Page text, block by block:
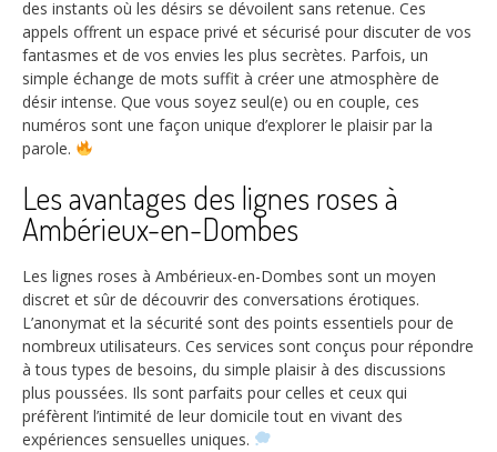
des instants où les désirs se dévoilent sans retenue. Ces
appels offrent un espace privé et sécurisé pour discuter de vos
fantasmes et de vos envies les plus secrètes. Parfois, un
simple échange de mots suffit à créer une atmosphère de
désir intense. Que vous soyez seul(e) ou en couple, ces
numéros sont une façon unique d’explorer le plaisir par la
parole.
Les avantages des lignes roses à
Ambérieux-en-Dombes
Les lignes roses à Ambérieux-en-Dombes sont un moyen
discret et sûr de découvrir des conversations érotiques.
L’anonymat et la sécurité sont des points essentiels pour de
nombreux utilisateurs. Ces services sont conçus pour répondre
à tous types de besoins, du simple plaisir à des discussions
plus poussées. Ils sont parfaits pour celles et ceux qui
préfèrent l’intimité de leur domicile tout en vivant des
expériences sensuelles uniques.